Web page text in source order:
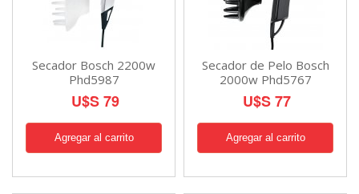
Secador Bosch 2200w
Phd5987
U$S 79
Secador de Pelo Bosch
2000w Phd5767
U$S 77